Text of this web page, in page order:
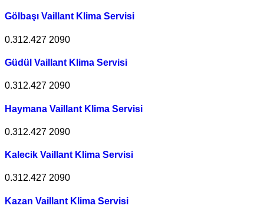
Gölbaşı Vaillant Klima Servisi
0.312.427 2090
Güdül Vaillant Klima Servisi
0.312.427 2090
Haymana Vaillant Klima Servisi
0.312.427 2090
Kalecik Vaillant Klima Servisi
0.312.427 2090
Kazan Vaillant Klima Servisi